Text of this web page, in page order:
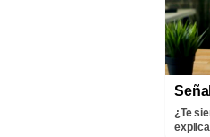
¿Te